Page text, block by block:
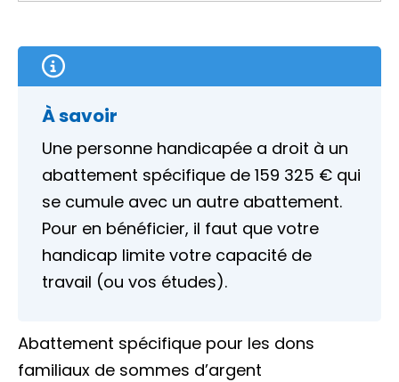
À savoir
Une personne handicapée a droit à un
abattement spécifique de 159 325 € qui
se cumule avec un autre abattement.
Pour en bénéficier, il faut que votre
handicap limite votre capacité de
travail (ou vos études).
Abattement spécifique pour les dons
familiaux de sommes d’argent